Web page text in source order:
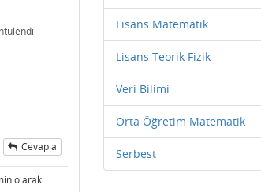
Cevapla
olarak
Lisans Matematik
Lisans Teorik Fizik
Veri Bilimi
Orta Öğretim Matematik
Serbest